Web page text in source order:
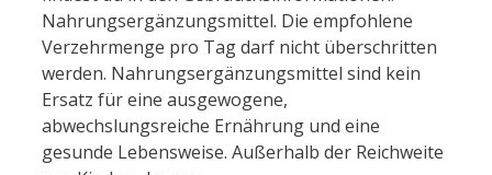
Nahrungsergänzungsmittel. Die empfohlene
Verzehrmenge pro Tag darf nicht überschritten
werden. Nahrungsergänzungsmittel sind kein
Ersatz für eine ausgewogene,
abwechslungsreiche Ernährung und eine
gesunde Lebensweise. Außerhalb der Reichweite